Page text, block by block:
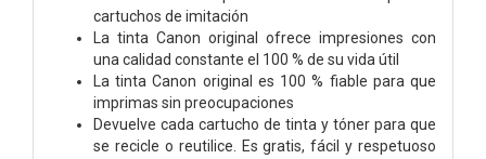
cartuchos de imitación
La tinta Canon original ofrece impresiones con
una calidad constante el 100 % de su vida útil
La tinta Canon original es 100 % fiable para que
imprimas sin preocupaciones
Devuelve cada cartucho de tinta y tóner para que
se recicle o reutilice. Es gratis, fácil y respetuoso